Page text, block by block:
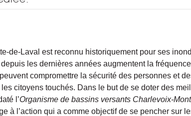
de-Laval est reconnu historiquement pour ses
les dernières années augmentent la
compromettre la sécurité des personnes et
citoyens touchés. Dans le but de se doter des
l’Organisme de bassins versants Charlevoix-
à l’action qui a comme objectif de se pencher sur